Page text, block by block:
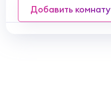
Добавить комнату